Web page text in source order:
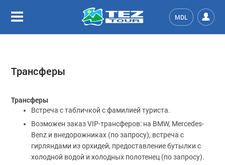
MDL
Трансферы
Трансферы
Встреча с табличкой с фамилией туриста.
Возможен заказ VIP-трансферов: на BMW, Mercedes-
Benz и внедорожниках (по запросу), встреча с
гирляндами из орхидей, предоставление бутылки с
холодной водой и холодных полотенец (по запросу).